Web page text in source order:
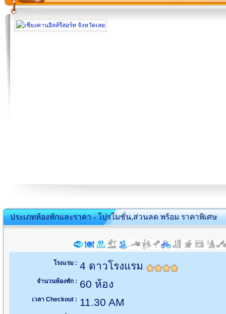
ประเภทห้องพักและราคา - โปรโมชั่น,ส่วนลด พร้อม ราคาพิเศษ
โรงแรม : 4 ดาวโรงแรม
จำนวนห้องพัก : 60 ห้อง
เวลา Checkout : 11.30 AM